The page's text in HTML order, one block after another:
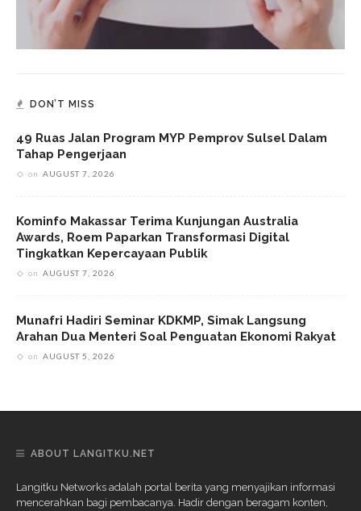
DON’T MISS
49 Ruas Jalan Program MYP Pemprov Sulsel Dalam
Tahap Pengerjaan
on AUGUST 7, 2026
Kominfo Makassar Terima Kunjungan Australia
Awards, Roem Paparkan Transformasi Digital
Tingkatkan Kepercayaan Publik
on AUGUST 7, 2026
Munafri Hadiri Seminar KDKMP, Simak Langsung
Arahan Dua Menteri Soal Penguatan Ekonomi Rakyat
on AUGUST 5, 2026
ABOUT LANGITKU.NET
Langitku Networks adalah portal berita yang menyajikan informasi
mencerahkan bagi pembacanya. Hadir dengan beragam konten,